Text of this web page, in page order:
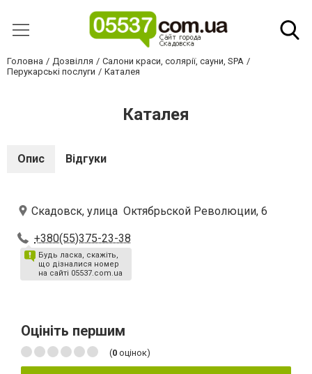
Головна Дозвілля
Салони краси, солярії, сауни, SPA
Перукарські послуги
Каталея
Каталея
Опис Відгуки
Скадовск, улица Октябрьской Революции, 6
+380(55)375-23-38
Будь ласка, скажіть,
що дізналися номер
на сайті 05537.com.ua
Оцініть першим
(0 оцінок)